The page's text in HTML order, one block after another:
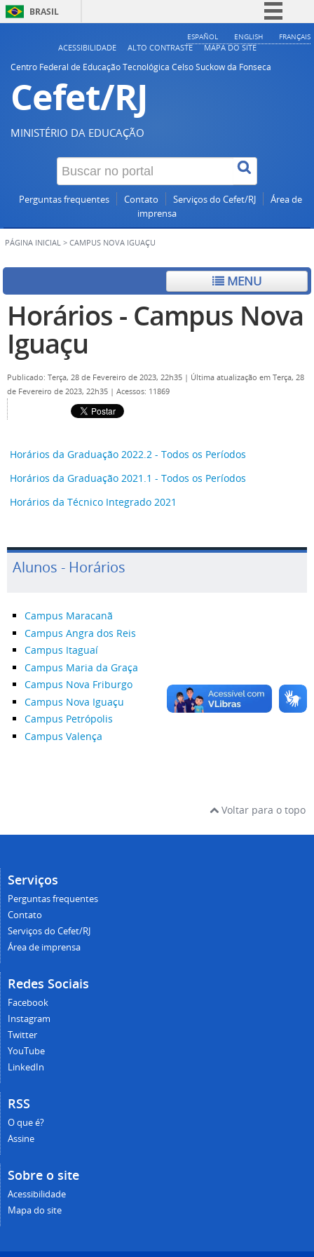
BRASIL
Simplifique!
ESPAÑOL ENGLISH FRANÇAIS
ACESSIBILIDADE ALTO CONTRASTE
MAPA DO SITE
Centro Federal de Educação Tecnológica Celso Suckow da Fonseca
Cefet/RJ
MINISTÉRIO DA EDUCAÇÃO
Perguntas frequentes Contato Serviços do Cefet/RJ
Área de
imprensa
PÁGINA INICIAL > CAMPUS NOVA IGUAÇU
MENU
Horários - Campus Nova
Iguaçu
Publicado: Terça, 28 de Fevereiro de 2023, 22h35 | Última atualização em Terça, 28
de Fevereiro de 2023, 22h35 | Acessos: 11869
Horários da Graduação 2022.2 - Todos os Períodos
Horários da Graduação 2021.1 - Todos os Períodos
Horários da Técnico Integrado 2021
Alunos - Horários
Campus Maracanã
Campus Angra dos Reis
Campus Itaguaí
Campus Maria da Graça
Campus Nova Friburgo
Campus Nova Iguaçu
Campus Petrópolis
Campus Valença
Voltar para o topo
Serviços
Perguntas frequentes
Contato
Serviços do Cefet/RJ
Área de imprensa
Redes Sociais
Facebook
Instagram
Twitter
YouTube
LinkedIn
RSS
O que é?
Assine
Sobre o site
Acessibilidade
Mapa do site